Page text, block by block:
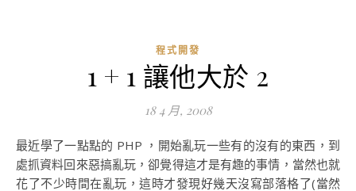
程式開發
1 + 1 讓他大於 2
18 4 月, 2008
最近學了一點點的 PHP ，開始亂玩一些有的沒有的東西，到
處抓資料回來惡搞亂玩，卻覺得這才是有趣的事情，當然也就
花了不少時間在亂玩，這時才發現好幾天沒寫部落格了(當然